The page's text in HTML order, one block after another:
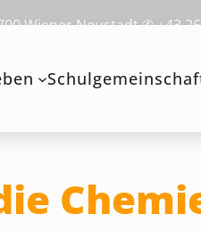
Wiener Neustadt ✆ +43